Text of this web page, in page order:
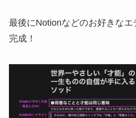
最後にNotionなどのお好きなエ
完成！